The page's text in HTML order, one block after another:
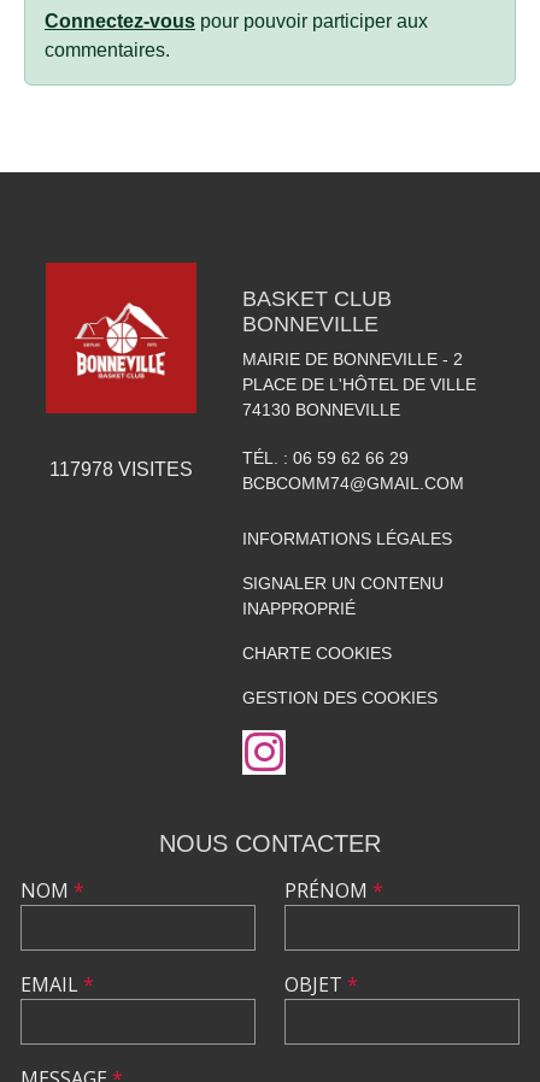
Connectez-vous pour pouvoir participer aux
commentaires.
117978VISITES
BASKET CLUB
BONNEVILLE
MAIRIE DE BONNEVILLE - 2
PLACE DE L'HÔTEL DE VILLE
74130 BONNEVILLE
TÉL. : 06 59 62 66 29
BCBCOMM74@GMAIL.COM
INFORMATIONS LÉGALES
SIGNALER UN CONTENU
INAPPROPRIÉ
CHARTE COOKIES
GESTION DES COOKIES
NOUS CONTACTER
NOM *
EMAIL*
PRÉNOM *
OBJET *